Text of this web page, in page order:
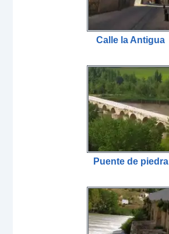
Calle la Antigua
Puente de piedra